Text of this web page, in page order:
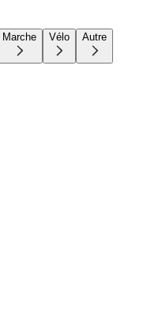
Marche Vélo Autre